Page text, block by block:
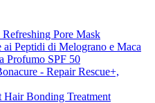
Pore Mask
ai Peptidi di Melograno e Maca
Profumo SPF 50
- Repair Rescue+,
Bonding Treatment